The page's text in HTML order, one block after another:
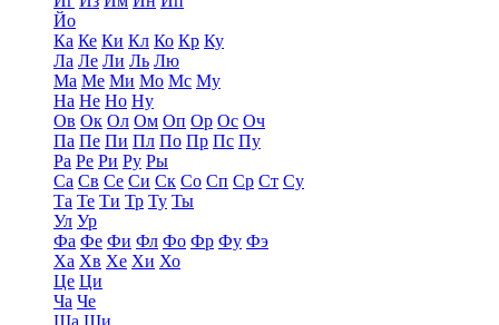
Йо
Ка Ке Ки Кл Ко Кр Ку
Ла Ле Ли Ль Лю
Ма Ме Ми Мо Мс Му
На Не Но Ну
Ов Ок Ол Ом Оп Ор Ос Оч
Па Пе Пи Пл По Пр Пс Пу
Ра Ре Ри Ру Ры
Са Св Се Си Ск Со Сп Ср Ст Су
Та Те Ти Тр Ту Ты
Ул Ур
Фа Фе Фи Фл Фо Фр Фу Фэ
Ха Хв Хе Хи Хо
Це Ци
Ча Че
Ша Ши